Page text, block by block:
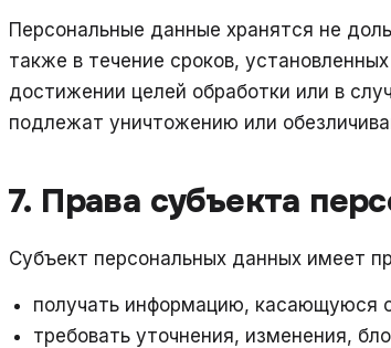
Персональные данные хранятся не
также в течение сроков,
достижении целей обработки или в
подлежат уничтожению или
7. Права субъекта
Субъект персональных данных имеет
получать информацию, касающуюся
требовать уточнения, изменения,